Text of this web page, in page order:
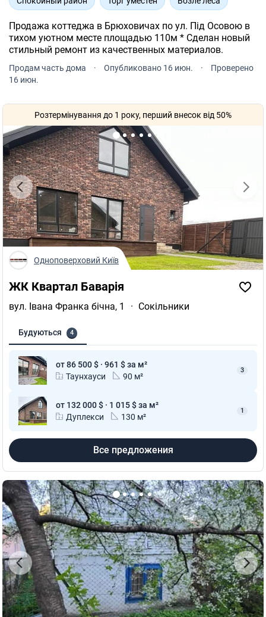
Продажа коттеджа в Брюховичах по ул. Під Осовою в
тихом уютном месте площадью 110м * Сделан новый
стильный ремонт из качественных материалов.
Продам часть дома · Опубликовано 16 июн. ·
Проверено
16 июн.
ЖК Квартал Баварія
вул. Івана Франка бічна, 1 · Сокільники
Будуються 4
от 86 500 $ · 961 $ за м²
Таунхауси
90 м²
3
от 132 000 $ · 1 015 $ за м²
Дуплекси
130 м²
1
Все предложения
Розтермінування до 1 року, перший внесок від 50%
Одноповерховий Київ